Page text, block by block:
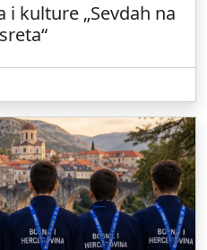
i kulture „Sevdah na